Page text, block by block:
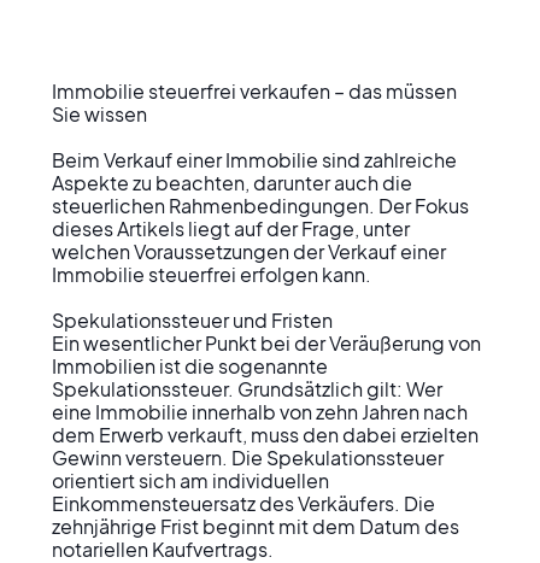
Immobilie steuerfrei verkaufen – das müssen
Sie wissen
Beim Verkauf einer Immobilie sind zahlreiche
Aspekte zu beachten, darunter auch die
steuerlichen Rahmenbedingungen. Der Fokus
dieses Artikels liegt auf der Frage, unter
welchen Voraussetzungen der Verkauf einer
Immobilie steuerfrei erfolgen kann.
Spekulationssteuer und Fristen
Ein wesentlicher Punkt bei der Veräußerung von
Immobilien ist die sogenannte
Spekulationssteuer. Grundsätzlich gilt: Wer
eine Immobilie innerhalb von zehn Jahren nach
dem Erwerb verkauft, muss den dabei erzielten
Gewinn versteuern. Die Spekulationssteuer
orientiert sich am individuellen
Einkommensteuersatz des Verkäufers. Die
zehnjährige Frist beginnt mit dem Datum des
notariellen Kaufvertrags.